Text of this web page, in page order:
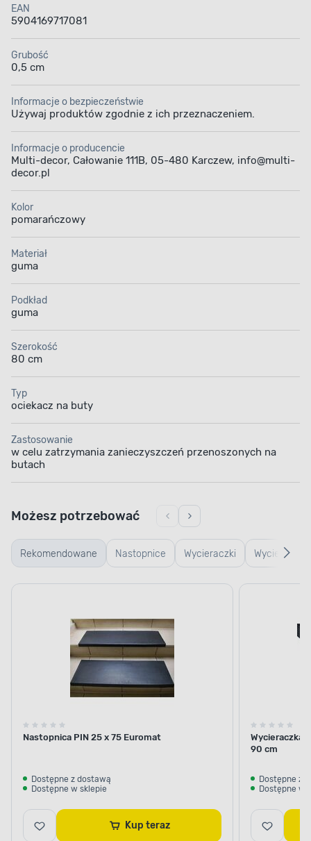
EAN
5904169717081
Grubość
0,5 cm
Informacje o bezpieczeństwie
Używaj produktów zgodnie z ich przeznaczeniem.
Informacje o producencie
Multi-decor, Całowanie 111B, 05-480 Karczew, info@multi-
decor.pl
Kolor
pomarańczowy
Materiał
guma
Podkład
guma
Szerokość
80 cm
Typ
ociekacz na buty
Zastosowanie
w celu zatrzymania zanieczyszczeń przenoszonych na
butach
Rekomendowane Nastopnice Wycieraczki
typu
Wycieraczki
gumowe
Możesz potrzebować
Nastopnica PIN 25 x 75 Euromat
Dostępne z dostawą
Dostępne w sklepie
Kup teraz
Wycieraczka
90 cm
Dostępne z
Dostępne w